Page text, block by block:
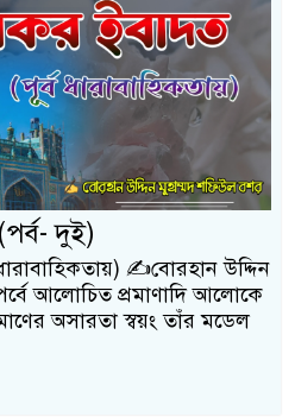
দুই)
✍️বোরহান উদ্দিন
আলোচিত প্রমাণাদি আলোকে
অসারতা স্বয়ং তাঁর মডেল